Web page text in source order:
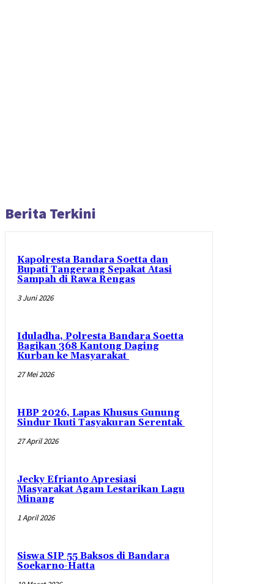
Berita Terkini
Kapolresta Bandara Soetta dan
Bupati Tangerang Sepakat Atasi
Sampah di Rawa Rengas
3 Juni 2026
Iduladha, Polresta Bandara Soetta
Bagikan 368 Kantong Daging
Kurban ke Masyarakat
27 Mei 2026
HBP 2026, Lapas Khusus Gunung
Sindur Ikuti Tasyakuran Serentak
27 April 2026
Jecky Efrianto Apresiasi
Masyarakat Agam Lestarikan Lagu
Minang
1 April 2026
Siswa SIP 55 Baksos di Bandara
Soekarno-Hatta